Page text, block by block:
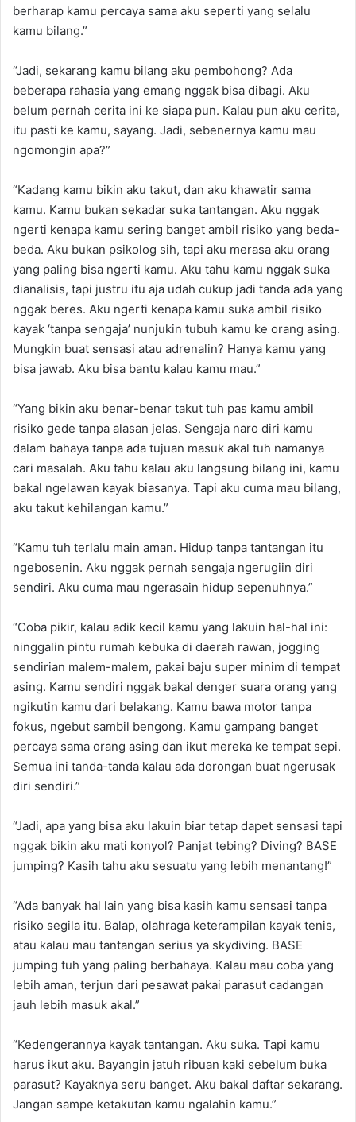
berharap kamu percaya sama aku seperti yang selalu
kamu bilang.”
“Jadi, sekarang kamu bilang aku pembohong? Ada
beberapa rahasia yang emang nggak bisa dibagi. Aku
belum pernah cerita ini ke siapa pun. Kalau pun aku cerita,
itu pasti ke kamu, sayang. Jadi, sebenernya kamu mau
ngomongin apa?”
“Kadang kamu bikin aku takut, dan aku khawatir sama
kamu. Kamu bukan sekadar suka tantangan. Aku nggak
ngerti kenapa kamu sering banget ambil risiko yang beda-
beda. Aku bukan psikolog sih, tapi aku merasa aku orang
yang paling bisa ngerti kamu. Aku tahu kamu nggak suka
dianalisis, tapi justru itu aja udah cukup jadi tanda ada yang
nggak beres. Aku ngerti kenapa kamu suka ambil risiko
kayak ‘tanpa sengaja’ nunjukin tubuh kamu ke orang asing.
Mungkin buat sensasi atau adrenalin? Hanya kamu yang
bisa jawab. Aku bisa bantu kalau kamu mau.”
“Yang bikin aku benar-benar takut tuh pas kamu ambil
risiko gede tanpa alasan jelas. Sengaja naro diri kamu
dalam bahaya tanpa ada tujuan masuk akal tuh namanya
cari masalah. Aku tahu kalau aku langsung bilang ini, kamu
bakal ngelawan kayak biasanya. Tapi aku cuma mau bilang,
aku takut kehilangan kamu.”
“Kamu tuh terlalu main aman. Hidup tanpa tantangan itu
ngebosenin. Aku nggak pernah sengaja ngerugiin diri
sendiri. Aku cuma mau ngerasain hidup sepenuhnya.”
“Coba pikir, kalau adik kecil kamu yang lakuin hal-hal ini:
ninggalin pintu rumah kebuka di daerah rawan, jogging
sendirian malem-malem, pakai baju super minim di tempat
asing. Kamu sendiri nggak bakal denger suara orang yang
ngikutin kamu dari belakang. Kamu bawa motor tanpa
fokus, ngebut sambil bengong. Kamu gampang banget
percaya sama orang asing dan ikut mereka ke tempat sepi.
Semua ini tanda-tanda kalau ada dorongan buat ngerusak
diri sendiri.”
“Jadi, apa yang bisa aku lakuin biar tetap dapet sensasi tapi
nggak bikin aku mati konyol? Panjat tebing? Diving? BASE
jumping? Kasih tahu aku sesuatu yang lebih menantang!”
“Ada banyak hal lain yang bisa kasih kamu sensasi tanpa
risiko segila itu. Balap, olahraga keterampilan kayak tenis,
atau kalau mau tantangan serius ya skydiving. BASE
jumping tuh yang paling berbahaya. Kalau mau coba yang
lebih aman, terjun dari pesawat pakai parasut cadangan
jauh lebih masuk akal.”
“Kedengerannya kayak tantangan. Aku suka. Tapi kamu
harus ikut aku. Bayangin jatuh ribuan kaki sebelum buka
parasut? Kayaknya seru banget. Aku bakal daftar sekarang.
Jangan sampe ketakutan kamu ngalahin kamu.”